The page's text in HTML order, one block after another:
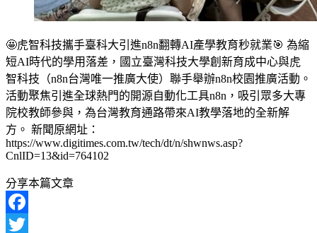
🤩虎智科技攜手臺科大引進n8n翻轉AI產學教育秒就業🎯 為縮
短AI時代的學用落差，國立臺灣科技大學創新育成中心與虎
智科技（n8n台灣唯一推廣大使）聯手舉辦n8n校園推廣活動。
活動聚焦引進全球熱門的開源自動化工具n8n，吸引眾多大專
院校教師參與，為台灣教育通路帶來AI教學落地的全新解
方。 新聞原網址：
https://www.digitimes.com.tw/tech/dt/n/shwnws.asp?
CnlID=13&id=764102
分享本篇文章
Facebook